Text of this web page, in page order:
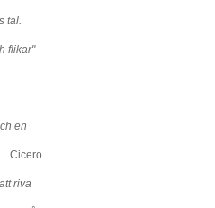
tal.
flikar"
en
Cicero
riva